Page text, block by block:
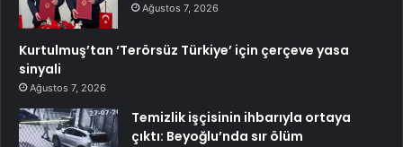
Ağustos 7, 2026
Kurtulmuş’tan ‘Terörsüz Türkiye’ için çerçeve yasa
sinyali
Ağustos 7, 2026
Temizlik işçisinin ihbarıyla ortaya
çıktı: Beyoğlu’nda sır ölüm